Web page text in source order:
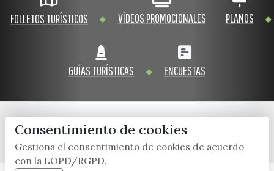
FOLLETOS TURÍSTICOS VÍDEOS PROMOCIONALES PLANOS
GUÍAS TURÍSTICAS ENCUESTAS
x / twitter facebook youtube instagram
Consentimiento de cookies
Gestiona el consentimiento de cookies de acuerdo
con la LOPD/RGPD.